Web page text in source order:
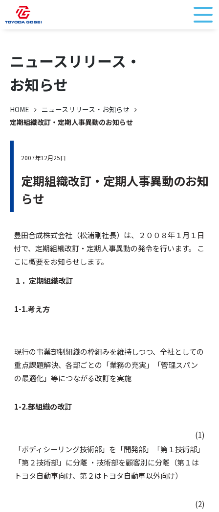
ニュースリリース・
お知らせ
HOME
ニュースリリース・お知らせ
定期組織改訂・定期人事異動のお知らせ
2007年12月25日
定期組織改訂・定期人事異動のお知
らせ
豊田合成株式会社（松浦剛社長）は、２００８年１月１日
付で、定期組織改訂・定期人事異動の発令を行います。 こ
こに概要をお知らせします。
１．定期組織改訂
1-1.考え方
現行の事業部制組織の枠組みを維持しつつ、全社としての
重点課題解決、各部ごとの「業務の充実」「管理スパン
の最適化」等につながる改訂を実施
1-2.部組織の改訂
(1)
「ボディシーリング技術部」を「開発部」「第１技術部」
「第２技術部」に分離 ・技術部を顧客別に分離（第１は
トヨタ自動車向け、第２はトヨタ自動車以外向け）
(2)